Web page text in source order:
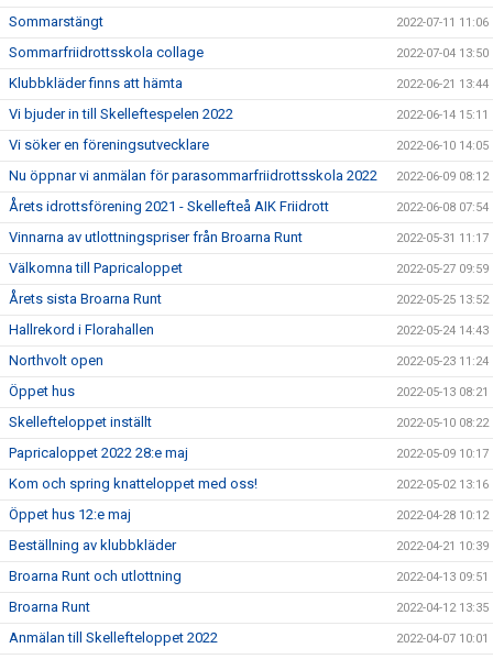
Sommarstängt 2022-07-11 11:06
Sommarfriidrottsskola collage 2022-07-04 13:50
Klubbkläder finns att hämta 2022-06-21 13:44
Vi bjuder in till Skelleftespelen 2022 2022-06-14 15:11
Vi söker en föreningsutvecklare 2022-06-10 14:05
Nu öppnar vi anmälan för parasommarfriidrottsskola 2022 2022-06-09 08:12
Årets idrottsförening 2021 - Skellefteå AIK Friidrott 2022-06-08 07:54
Vinnarna av utlottningspriser från Broarna Runt 2022-05-31 11:17
Välkomna till Papricaloppet 2022-05-27 09:59
Årets sista Broarna Runt 2022-05-25 13:52
Hallrekord i Florahallen 2022-05-24 14:43
Northvolt open 2022-05-23 11:24
Öppet hus 2022-05-13 08:21
Skellefteloppet inställt 2022-05-10 08:22
Papricaloppet 2022 28:e maj 2022-05-09 10:17
Kom och spring knatteloppet med oss! 2022-05-02 13:16
Öppet hus 12:e maj 2022-04-28 10:12
Beställning av klubbkläder 2022-04-21 10:39
Broarna Runt och utlottning 2022-04-13 09:51
Broarna Runt 2022-04-12 13:35
Anmälan till Skellefteloppet 2022 2022-04-07 10:01